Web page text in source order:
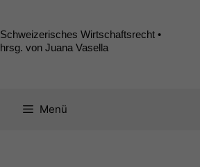
Schweizerisches Wirtschaftsrecht •
hrsg. von Juana Vasella
Menü